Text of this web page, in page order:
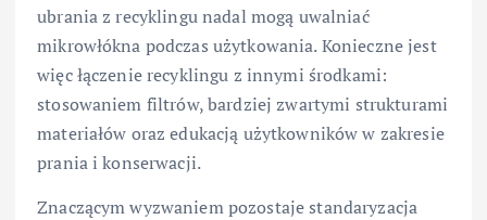
ubrania z recyklingu nadal mogą uwalniać
mikrowłókna podczas użytkowania. Konieczne jest
więc łączenie recyklingu z innymi środkami:
stosowaniem filtrów, bardziej zwartymi strukturami
materiałów oraz edukacją użytkowników w zakresie
prania i konserwacji.
Znaczącym wyzwaniem pozostaje standaryzacja